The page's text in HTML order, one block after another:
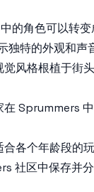
的角色可以转
独特的外观和声
觉风格根植于街
在 Sprummers
各个年龄段的玩
社区中保存并